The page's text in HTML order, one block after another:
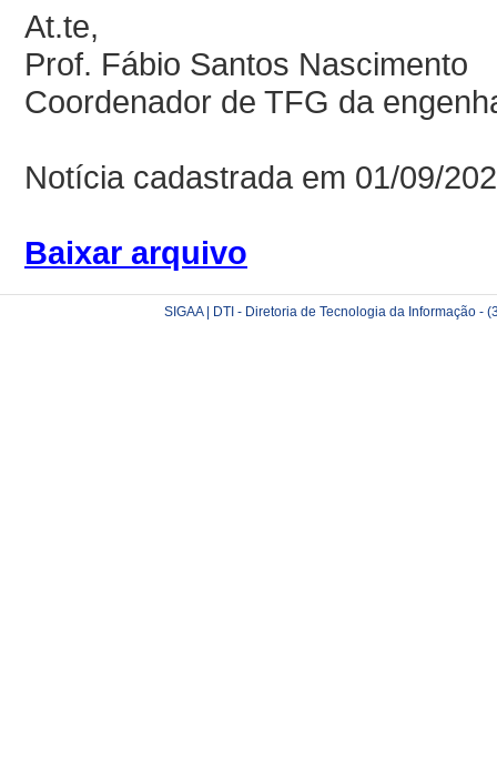
At.te,
Prof. Fábio Santos Nascimento
Coordenador de TFG da
Notícia cadastrada em 01/09/
Baixar arquivo
SIGAA | DTI - Diretoria de Tecnologia da Informação